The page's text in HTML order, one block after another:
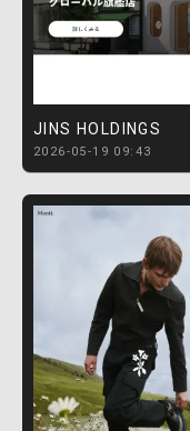
JINS HOLDINGS
2026-05-19 09:43